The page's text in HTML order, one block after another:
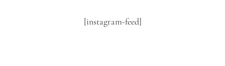
[instagram-feed]